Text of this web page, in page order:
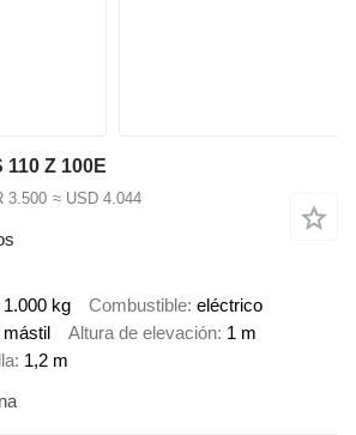
Z 100E
3.500 ≈ USD 4.044
1.000 kg Combustible eléctrico
mástil Altura de elevación 1 m
1,2 m